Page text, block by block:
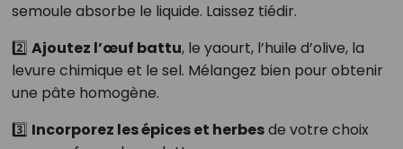
semoule absorbe le liquide. Laissez tiédir.
2️⃣ Ajoutez l’œuf battu, le yaourt, l’huile d’olive, la
levure chimique et le sel. Mélangez bien pour obtenir
une pâte homogène.
3️⃣ Incorporez les épices et herbesde votre choix